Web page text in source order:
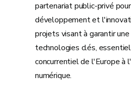
partenariat public-privé
développement et
projets visant à garantir
technologies clés,
concurrentiel de l'Europe à
numérique.